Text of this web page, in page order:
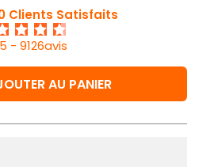
Clients Satisfaits
- 9126avis
AU PANIER